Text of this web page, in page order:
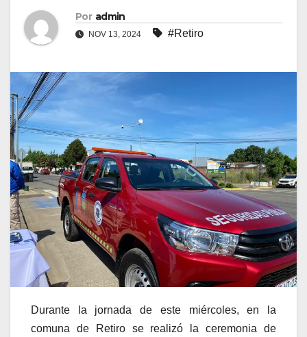
Por admin
NOV 13, 2024 #Retiro
Durante la jornada de este miércoles, en la
comuna de Retiro se realizó la ceremonia de